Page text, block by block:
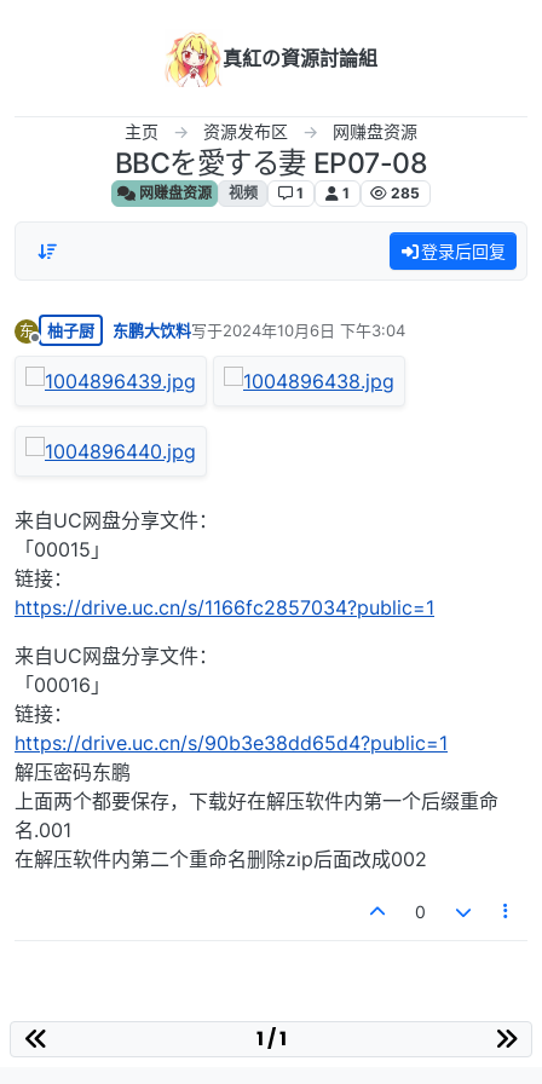
真紅の資源討論組
主页 资源发布区 网赚盘资源
BBCを愛する妻 EP07-08
网赚盘资源 视频 1 1 285
登录后回复
东
离线
柚子厨 东鹏大饮料写于2024年10月6日 下午3:04
最后由 编辑
来自UC网盘分享文件：
「00015」
链接：
https://drive.uc.cn/s/1166fc2857034?public=1
来自UC网盘分享文件：
「00016」
链接：
https://drive.uc.cn/s/90b3e38dd65d4?public=1
解压密码东鹏
上面两个都要保存，下载好在解压软件内第一个后缀重命
名.001
在解压软件内第二个重命名删除zip后面改成002
0
1 / 1